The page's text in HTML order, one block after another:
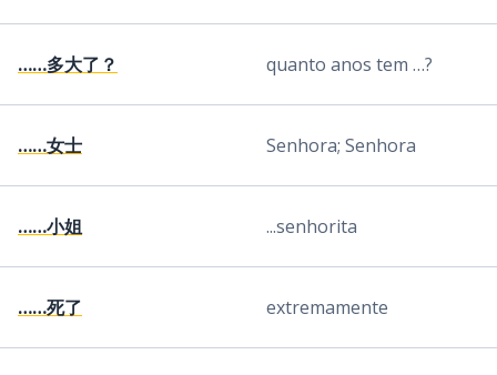
……多大了？ quanto anos tem …?
……女士 Senhora; Senhora
……小姐 ...senhorita
……死了 extremamente